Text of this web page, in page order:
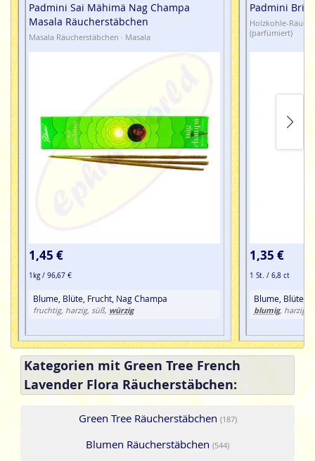
Padmini Sai Mähimä Nag Champa
Masala Räucherstäbchen
Masala Räucherstäbchen · Masala
1,45 €
1kg / 96,67 €
Blume, Blüte, Frucht, Nag Champa
fruchtig, harzig, süß, würzig
Padmini
Holzkohle-
(parfümiert)
1,35 €
1 St. / 6,8 ct
Blume, Blüte,
blumig, harzig,
Kategorien mit Green Tree French
Lavender Flora Räucherstäbchen:
Green Tree Räucherstäbchen (187)
Blumen Räucherstäbchen (544)